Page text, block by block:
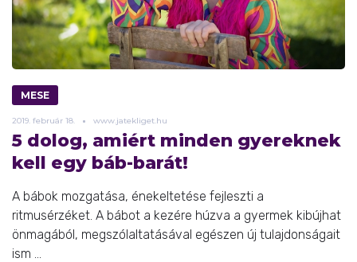
MESE
2019. február 18. www.jatekliget.hu
5 dolog, amiért minden gyereknek
kell egy báb-barát!
A bábok mozgatása, énekeltetése fejleszti a
ritmusérzéket. A bábot a kezére húzva a gyermek kibújhat
önmagából, megszólaltatásával egészen új tulajdonságait
ism ...